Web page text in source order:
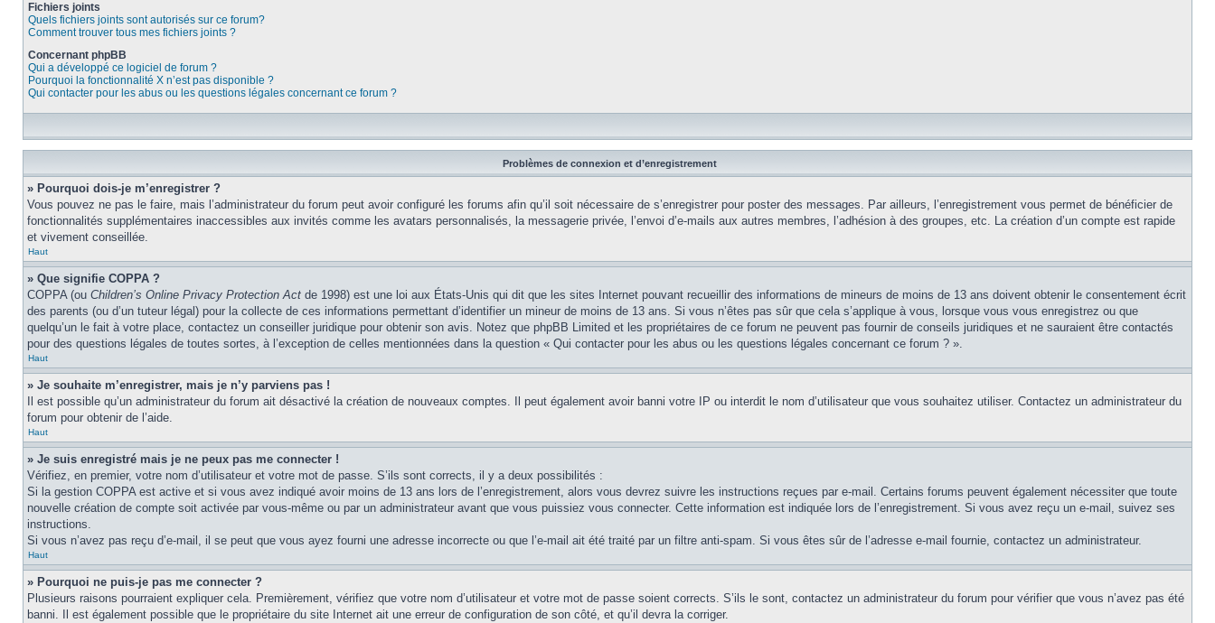
Fichiers joints
Quels fichiers joints sont autorisés sur ce forum?
Comment trouver tous mes fichiers joints ?
Concernant phpBB
Qui a développé ce logiciel de forum ?
Pourquoi la fonctionnalité X n’est pas disponible ?
Qui contacter pour les abus ou les questions légales concernant ce forum ?
Problèmes de connexion et d’enregistrement
» Pourquoi dois-je m’enregistrer ?
Vous pouvez ne pas le faire, mais l’administrateur du forum peut avoir configuré les forums afin qu’il soit nécessaire de s’enregistrer pour poster des messages. Par ailleurs, l’enregistrement vous permet de bénéficier de
fonctionnalités supplémentaires inaccessibles aux invités comme les avatars personnalisés, la messagerie privée, l’envoi d’e-mails aux autres membres, l’adhésion à des groupes, etc. La création d’un compte est rapide
et vivement conseillée.
Haut
» Que signifie COPPA ?
COPPA (ou Children’s Online Privacy Protection Act de 1998) est une loi aux États-Unis qui dit que les sites Internet pouvant recueillir des informations de mineurs de moins de 13 ans doivent obtenir le consentement écrit
des parents (ou d’un tuteur légal) pour la collecte de ces informations permettant d’identifier un mineur de moins de 13 ans. Si vous n’êtes pas sûr que cela s’applique à vous, lorsque vous vous enregistrez ou que
quelqu’un le fait à votre place, contactez un conseiller juridique pour obtenir son avis. Notez que phpBB Limited et les propriétaires de ce forum ne peuvent pas fournir de conseils juridiques et ne sauraient être contactés
pour des questions légales de toutes sortes, à l’exception de celles mentionnées dans la question « Qui contacter pour les abus ou les questions légales concernant ce forum ? ».
Haut
» Je souhaite m’enregistrer, mais je n’y parviens pas !
Il est possible qu’un administrateur du forum ait désactivé la création de nouveaux comptes. Il peut également avoir banni votre IP ou interdit le nom d’utilisateur que vous souhaitez utiliser. Contactez un administrateur du
forum pour obtenir de l’aide.
Haut
» Je suis enregistré mais je ne peux pas me connecter !
Vérifiez, en premier, votre nom d’utilisateur et votre mot de passe. S’ils sont corrects, il y a deux possibilités :
Si la gestion COPPA est active et si vous avez indiqué avoir moins de 13 ans lors de l’enregistrement, alors vous devrez suivre les instructions reçues par e-mail. Certains forums peuvent également nécessiter que toute
nouvelle création de compte soit activée par vous-même ou par un administrateur avant que vous puissiez vous connecter. Cette information est indiquée lors de l’enregistrement. Si vous avez reçu un e-mail, suivez ses
instructions.
Si vous n’avez pas reçu d’e-mail, il se peut que vous ayez fourni une adresse incorrecte ou que l’e-mail ait été traité par un filtre anti-spam. Si vous êtes sûr de l’adresse e-mail fournie, contactez un administrateur.
Haut
» Pourquoi ne puis-je pas me connecter ?
Plusieurs raisons pourraient expliquer cela. Premièrement, vérifiez que votre nom d’utilisateur et votre mot de passe soient corrects. S’ils le sont, contactez un administrateur du forum pour vérifier que vous n’avez pas été
banni. Il est également possible que le propriétaire du site Internet ait une erreur de configuration de son côté, et qu’il devra la corriger.